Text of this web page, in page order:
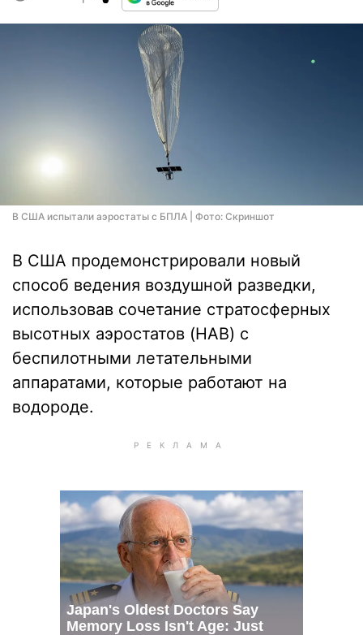
В США испытали аэростаты с БПЛА | Фото: Скриншот
В США продемонстрировали новый
способ ведения воздушной разведки,
использовав сочетание стратосферных
высотных аэростатов (HAB) с
беспилотными летательными
аппаратами, которые работают на
водороде.